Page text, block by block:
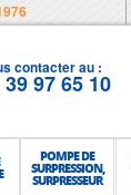
contacter au :
39 97 65 10
POMPE DE
SURPRESSION,
SURPRESSEUR